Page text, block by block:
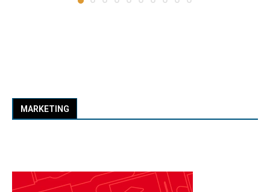
MARKETING